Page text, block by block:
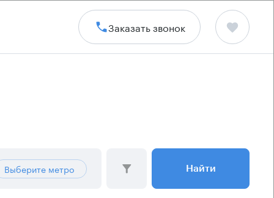
Заказать звонок
Выберите метро Найти